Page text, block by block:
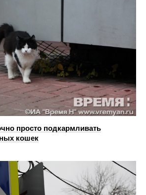
просто подкармливать
кошек